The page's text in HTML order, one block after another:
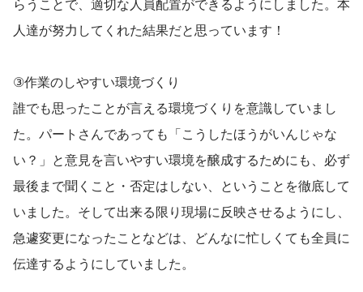
らうことで、適切な人員配置ができるようにしました。本
人達が努力してくれた結果だと思っています！
③作業のしやすい環境づくり
誰でも思ったことが言える環境づくりを意識していまし
た。パートさんであっても「こうしたほうがいんじゃな
い？」と意見を言いやすい環境を醸成するためにも、必ず
最後まで聞くこと・否定はしない、ということを徹底して
いました。そして出来る限り現場に反映させるようにし、
急遽変更になったことなどは、どんなに忙しくても全員に
伝達するようにしていました。